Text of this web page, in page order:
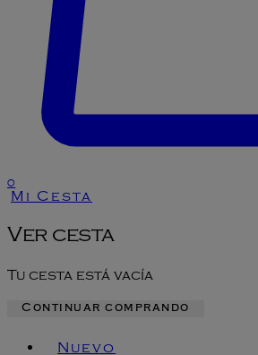
0
Mi Cesta
Ver cesta
Tu cesta está vacía
Continuar comprando
Nuevo